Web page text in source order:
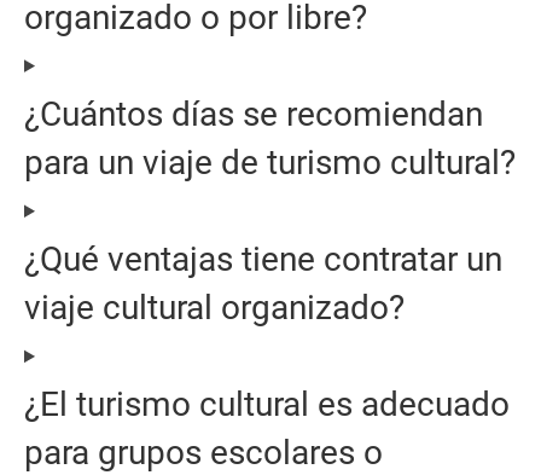
organizado o por libre?
¿Cuántos días se recomiendan
para un viaje de turismo cultural?
¿Qué ventajas tiene contratar un
viaje cultural organizado?
¿El turismo cultural es adecuado
para grupos escolares o